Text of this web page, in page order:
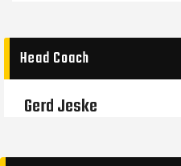
Head Coach
Gerd Jeske